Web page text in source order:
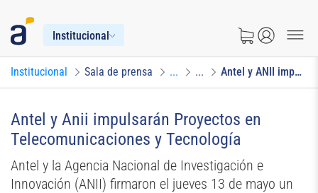
Institucional
Institucional Sala de prensa ... ... Antel y ANII impulsarán Proyectos en Telecomunicaciones y Tecnología
Antel y Anii impulsarán Proyectos en
Telecomunicaciones y Tecnología
Antel y la Agencia Nacional de Investigación e
Innovación (ANII) firmaron el jueves 13 de mayo un